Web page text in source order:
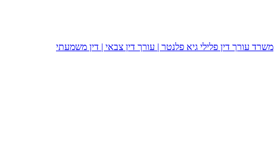
משרד עורך דין פלילי גיא פלנטר | עורך דין צבאי | דין משמעתי